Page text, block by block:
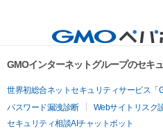
GMOインターネットグループのセキ
世界初総合ネットセキュリティサービス「
パスワード漏洩診断
Webサイトリスク
セキュリティ相談AIチャットボット